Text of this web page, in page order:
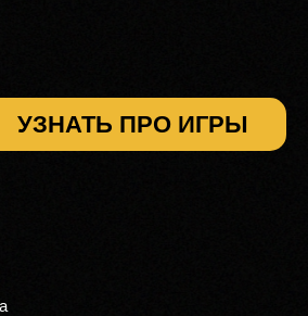
УЗНАТЬ ПРО ИГРЫ